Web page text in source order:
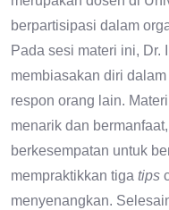
berpartisipasi dalam
Pada sesi materi ini, Dr.
membiasakan diri
respon orang lain.
menarik dan
berkesempatan untuk
mempraktikkan tiga tips
menyenangkan.